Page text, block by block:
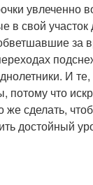
увлеченно
в свой участок
за
И те,
потому что
сделать,
достойный